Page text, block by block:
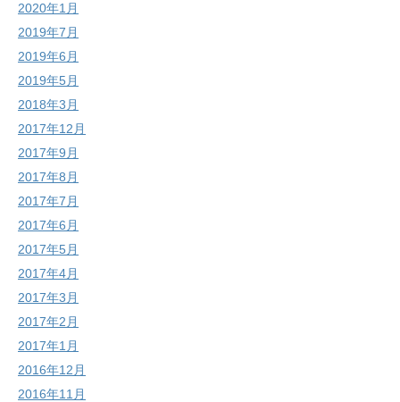
2020年1月
2019年7月
2019年6月
2019年5月
2018年3月
2017年12月
2017年9月
2017年8月
2017年7月
2017年6月
2017年5月
2017年4月
2017年3月
2017年2月
2017年1月
2016年12月
2016年11月